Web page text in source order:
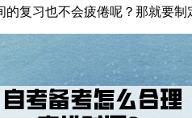
复习也不会疲倦呢？那就要